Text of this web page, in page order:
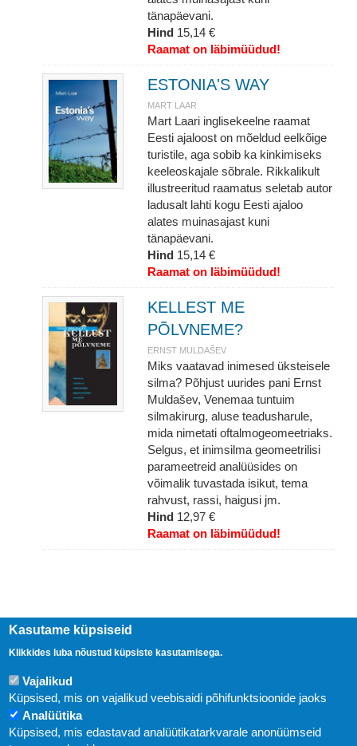
tänapäevani.
Hind 15,14 €
Raamat on läbimüüdud!
ESTONIA'S WAY
MART LAAR
Mart Laari inglisekeelne raamat
Eesti ajaloost on mõeldud eelkõige
turistile, aga sobib ka kinkimiseks
keeleoskajale sõbrale. Rikkalikult
illustreeritud raamatus seletab autor
ladusalt lahti kogu Eesti ajaloo
alates muinasajast kuni
tänapäevani.
Hind 15,14 €
Raamat on läbimüüdud!
KELLEST ME
PÕLVNEME?
ERNST MULDAŠEV
Miks vaatavad inimesed üksteisele
silma? Põhjust uurides pani Ernst
Muldašev, Venemaa tuntuim
silmakirurg, aluse teadusharule,
mida nimetati oftalmogeomeetriaks.
Selgus, et inimsilma geomeetrilisi
parameetreid analüüsides on
võimalik tuvastada isikut, tema
rahvust, rassi, haigusi jm.
Hind 12,97 €
Raamat on läbimüüdud!
Uudised
Kasutame küpsiseid
Klikkides luba nõustud küpsiste kasutamisega.
Vajalikud
Küpsised, mis on vajalikud veebisaidi põhifunktsioonide jaoks
Analüütika
Küpsised, mis edastavad analüütikatarkvarale anonüümseid